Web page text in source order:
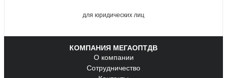
для юридических лиц
КОМПАНИЯ МЕГАОПТДВ
О компании
Сотрудничество